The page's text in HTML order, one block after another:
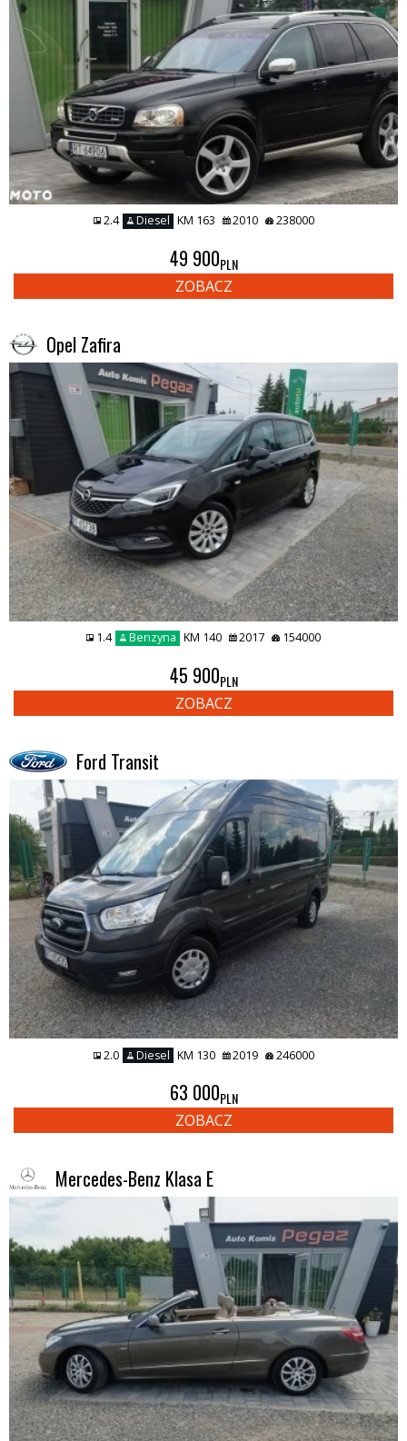
2.4 Diesel KM 163 2010 238000
49 900PLN
ZOBACZ
Opel Zafira
1.4 Benzyna KM 140 2017 154000
45 900PLN
ZOBACZ
Ford Transit
2.0 Diesel KM 130 2019 246000
63 000PLN
ZOBACZ
Mercedes-Benz Klasa E